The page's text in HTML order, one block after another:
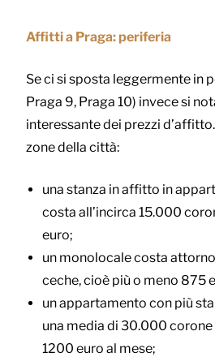
Affitti a Praga: periferia
Se ci si sposta leggermente in
Praga 9, Praga 10) invece si
interessante dei prezzi
zone della città:
una stanza in affitto in
costa all’incirca 15.000
euro;
un monolocale costa
ceche, cioè più o meno 875
un appartamento con più
una media di 30.000 corone
1200 euro al mese;